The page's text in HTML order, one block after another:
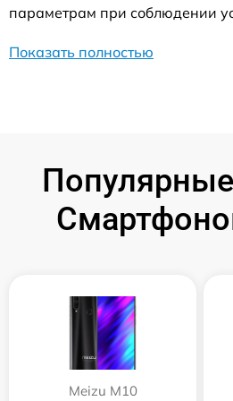
параметрам при соблюдении
Показать полностью
Meizu M10